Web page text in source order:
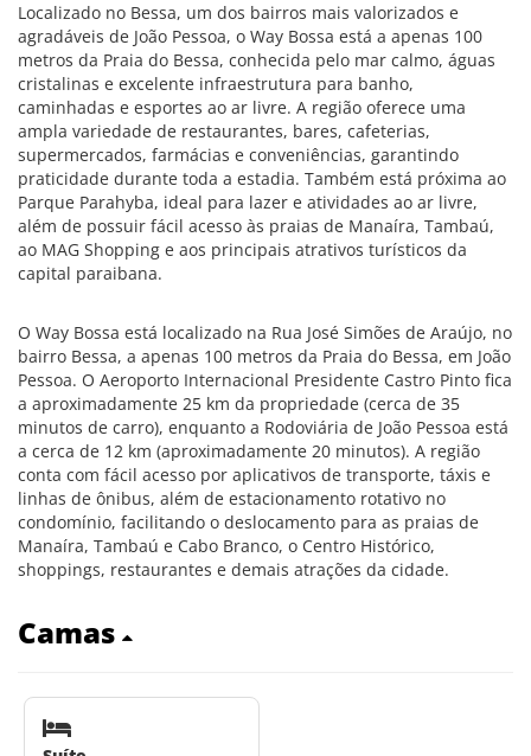
Localizado no Bessa, um dos bairros mais valorizados e
agradáveis de João Pessoa, o Way Bossa está a apenas 100
metros da Praia do Bessa, conhecida pelo mar calmo, águas
cristalinas e excelente infraestrutura para banho,
caminhadas e esportes ao ar livre. A região oferece uma
ampla variedade de restaurantes, bares, cafeterias,
supermercados, farmácias e conveniências, garantindo
praticidade durante toda a estadia. Também está próxima ao
Parque Parahyba, ideal para lazer e atividades ao ar livre,
além de possuir fácil acesso às praias de Manaíra, Tambaú,
ao MAG Shopping e aos principais atrativos turísticos da
capital paraibana.
O Way Bossa está localizado na Rua José Simões de Araújo, no
bairro Bessa, a apenas 100 metros da Praia do Bessa, em João
Pessoa. O Aeroporto Internacional Presidente Castro Pinto fica
a aproximadamente 25 km da propriedade (cerca de 35
minutos de carro), enquanto a Rodoviária de João Pessoa está
a cerca de 12 km (aproximadamente 20 minutos). A região
conta com fácil acesso por aplicativos de transporte, táxis e
linhas de ônibus, além de estacionamento rotativo no
condomínio, facilitando o deslocamento para as praias de
Manaíra, Tambaú e Cabo Branco, o Centro Histórico,
shoppings, restaurantes e demais atrações da cidade.
Camas